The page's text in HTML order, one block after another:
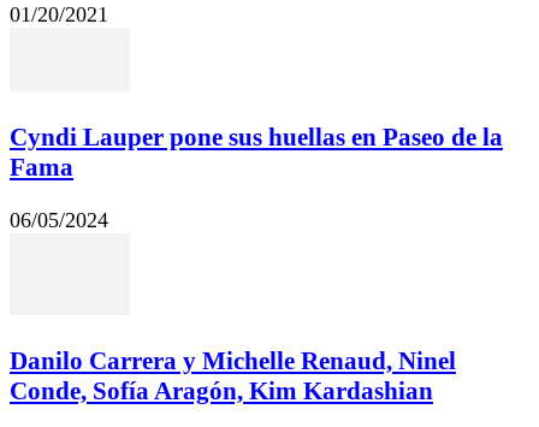
01/20/2021
Cyndi Lauper pone sus huellas en Paseo de la
Fama
06/05/2024
Danilo Carrera y Michelle Renaud, Ninel
Conde, Sofía Aragón, Kim Kardashian